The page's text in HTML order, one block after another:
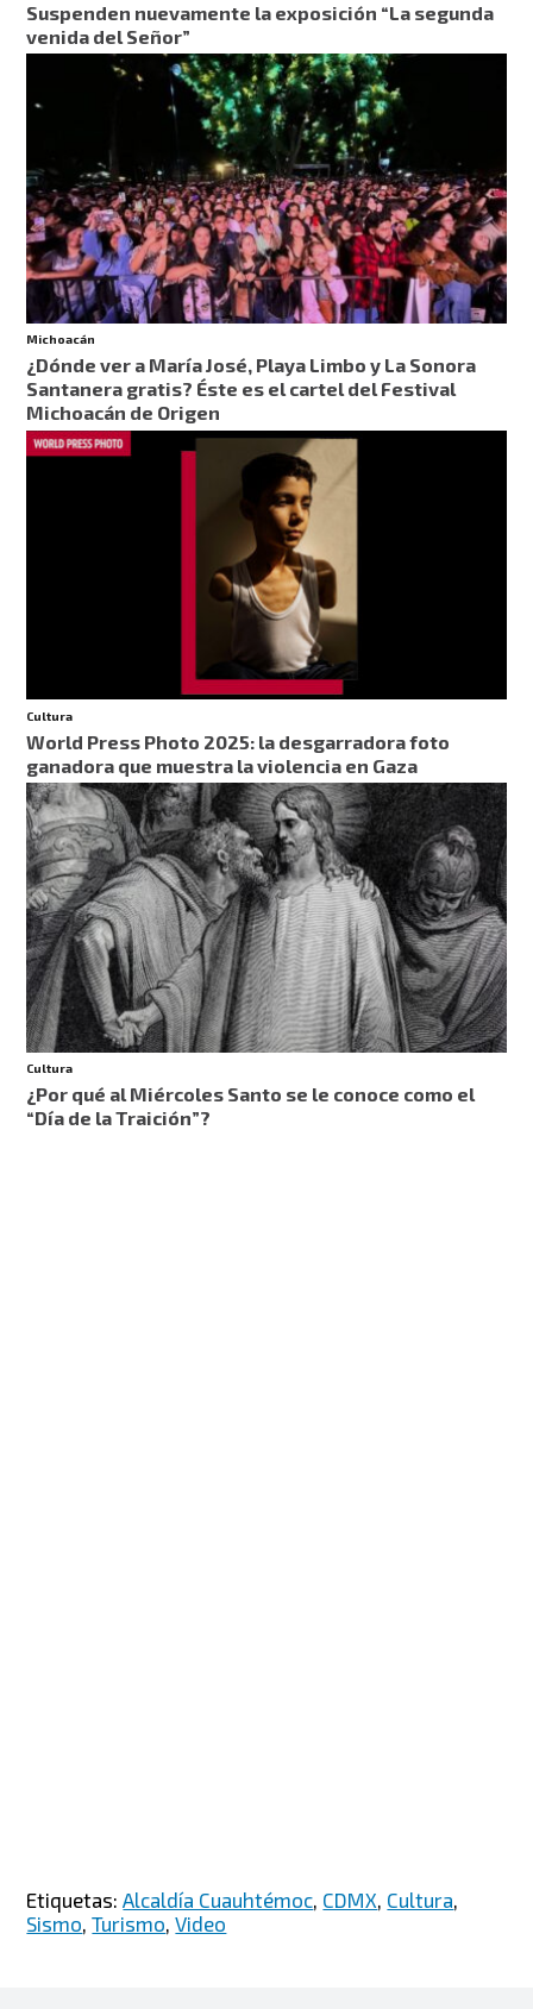
Suspenden nuevamente la exposición “La segunda
venida del Señor”
Michoacán
¿Dónde ver a María José, Playa Limbo y La Sonora
Santanera gratis? Éste es el cartel del Festival
Michoacán de Origen
Cultura
World Press Photo 2025: la desgarradora foto
ganadora que muestra la violencia en Gaza
Cultura
¿Por qué al Miércoles Santo se le conoce como el
“Día de la Traición”?
Etiquetas:Alcaldía Cuauhtémoc CDMX Cultura
Sismo ,Turismo ,Video